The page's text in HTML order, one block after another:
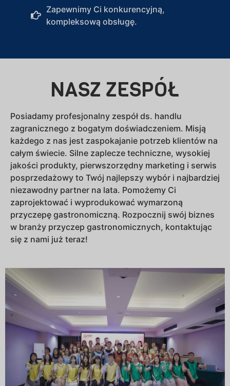
Zapewnimy Ci konkurencyjną,
kompleksową obsługę.
NASZ ZESPÓŁ
Posiadamy profesjonalny zespół ds. handlu
zagranicznego z bogatym doświadczeniem. Misją
każdego z nas jest zaspokajanie potrzeb klientów na
całym świecie. Silne zaplecze techniczne, wysokiej
jakości produkty, pierwszorzędny marketing i serwis
posprzedażowy to Twój najlepszy wybór i najbardziej
niezawodny partner na lata. Pomożemy Ci
zaprojektować i wyprodukować wymarzoną
przyczepę gastronomiczną. Rozpocznij swój biznes
w branży przyczep gastronomicznych, kontaktując
się z nami już teraz!